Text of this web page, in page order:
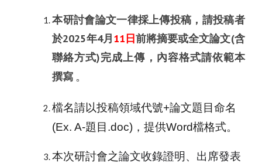
本研討會論文一律採上傳投稿，請投稿者
於2025年4月11日前將摘要或全文論文(含
聯絡方式)完成上傳，內容格式請依範本
撰寫 。
檔名請以投稿領域代號+論文題目命名
(Ex. A-題目.doc)，提供Word檔格式。
本次研討會之論文收錄證明、出席發表